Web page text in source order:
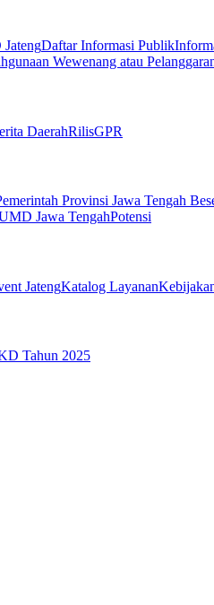
Daftar Informasi Publik
Wewenang atau
DaerahRilisGPR
Provinsi Jawa Tengah
Jawa TengahPotensi
JatengKatalog Layanan
Tahun 2025